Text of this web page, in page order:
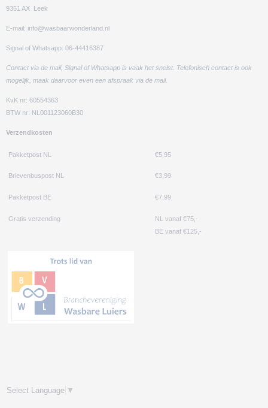
9351 AX Leek
E-mail: info@wasbaarwonderland.nl
Signal of Whatsapp: 06-44416387
Contact via de mail, Signal of Whatsapp is vaak het snelst. Telefonisch contact is ook
mogelijk, maak daarvoor even een afspraak via de mail.
KvK nr: 60554363
BTW nr: NL001123060B30
Verzendkosten
Pakketpost NL €5,95
Brievenbuspost NL €3,99
Pakketpost BE €7,99
Gratis verzending
NL vanaf €75,-
BE vanaf €125,-
Select Language ▼